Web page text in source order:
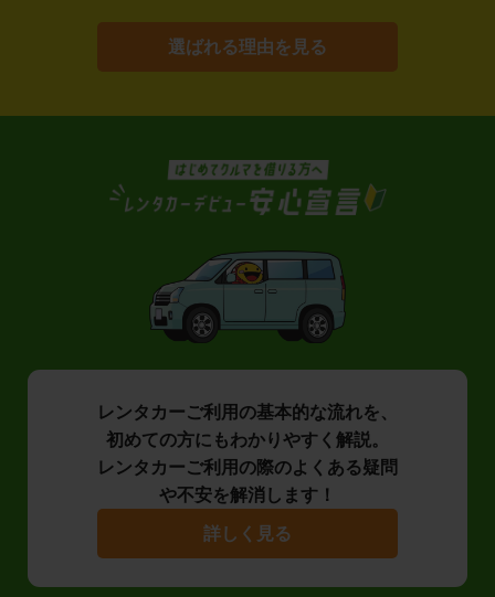
選ばれる理由を見る
レンタカーご利用の基本的な流れを、
初めての方にもわかりやすく解説。
レンタカーご利用の際のよくある疑問
や不安を解消します！
詳しく見る